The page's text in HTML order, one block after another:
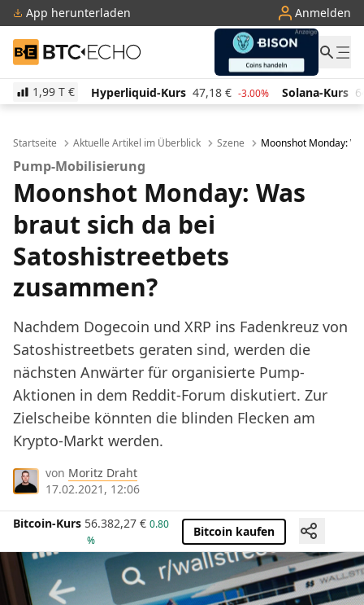
App herunterladen Anmelden
BTC-ECHO
1,99 T €
Kurs 47,18 € -3.00% Solana-Kurs 64,90 1.60%
Startseite Aktuelle Artikel im Überblick Szene Moonshot Monday:
Pump-Mobilisierung
Moonshot Monday: Was
braut sich da bei
Satoshistreetbets
zusammen?
Nachdem Dogecoin und XRP ins Fadenkreuz von
Satoshistreetbets geraten sind, werden die
nächsten Anwärter für organisierte Pump-
Aktionen in dem Reddit-Forum diskutiert. Zur
Zielscheibe könnten die blinden Flecken am
Krypto-Markt werden.
von Moritz Draht
17.02.2021, 12:06
Bitcoin-Kurs 56.382,27 € 0.80
%
Bitcoin kaufen